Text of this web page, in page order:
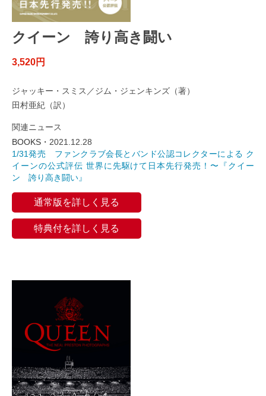
クイーン 誇り高き闘い
3,520円
ジャッキー・スミス／ジム・ジェンキンズ（著）
田村亜紀（訳）
関連ニュース
BOOKS・ 2021.12.28
1/31発売 ファンクラブ会長とバンド公認コレクターによる ク
イーンの公式評伝 世界に先駆けて日本先行発売！〜『クイー
ン 誇り高き闘い』
通常版を詳しく見る
特典付を詳しく見る